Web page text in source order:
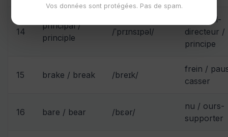
14
principal /
principle
/ˈprɪnsɪpəl/
principal-
directeur /
principe
15 brake / break /breɪk/
frein /
casser
16 bare / bear /bɛər/
nu / ours-
supporter
Vos données sont protégées. Pas de spam.